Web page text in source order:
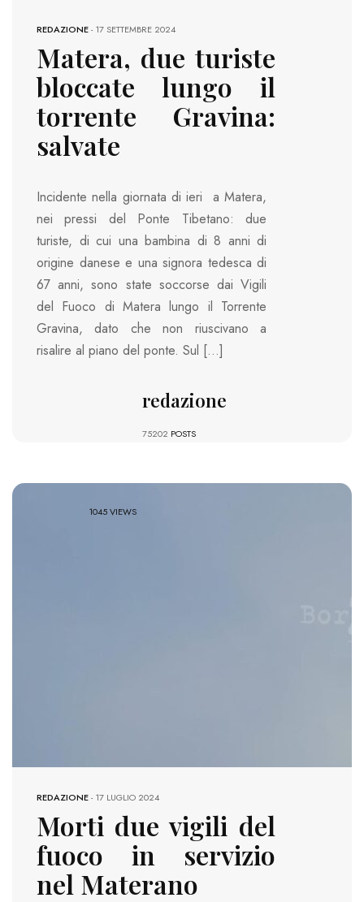
REDAZIONE-17 SETTEMBRE 2024
Matera, due turiste
bloccate lungo il
torrente Gravina:
salvate
Incidente nella giornata di ieri a Matera,
nei pressi del Ponte Tibetano: due
turiste, di cui una bambina di 8 anni di
origine danese e una signora tedesca di
67 anni, sono state soccorse dai Vigili
del Fuoco di Matera lungo il Torrente
Gravina, dato che non riuscivano a
risalire al piano del ponte. Sul […]
redazione
75202 POSTS
1045 VIEWS
REDAZIONE-17 LUGLIO 2024
Morti due vigili del
fuoco in servizio
nel Materano